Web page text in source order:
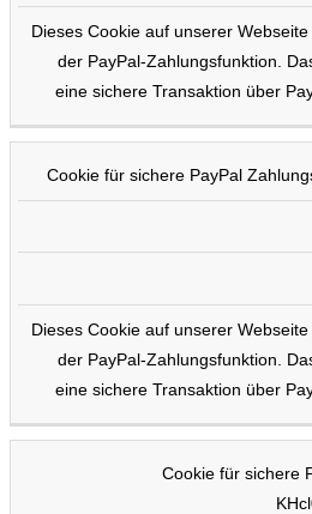
Dieses Cookie auf unserer
der PayPal-Zahlungsfunktion.
eine sichere Transaktion über
Cookie für sichere PayPal
Dieses Cookie auf unserer
der PayPal-Zahlungsfunktion.
eine sichere Transaktion über
Cookie für sichere